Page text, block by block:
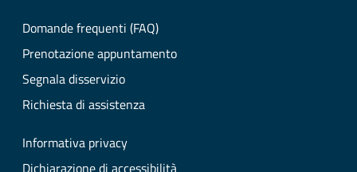
Domande frequenti (FAQ)
Prenotazione appuntamento
Segnala disservizio
Richiesta di assistenza
Informativa privacy
Dichiarazione di accessibilità